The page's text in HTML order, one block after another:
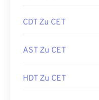
CDT Zu CET
AST Zu CET
HDT Zu CET